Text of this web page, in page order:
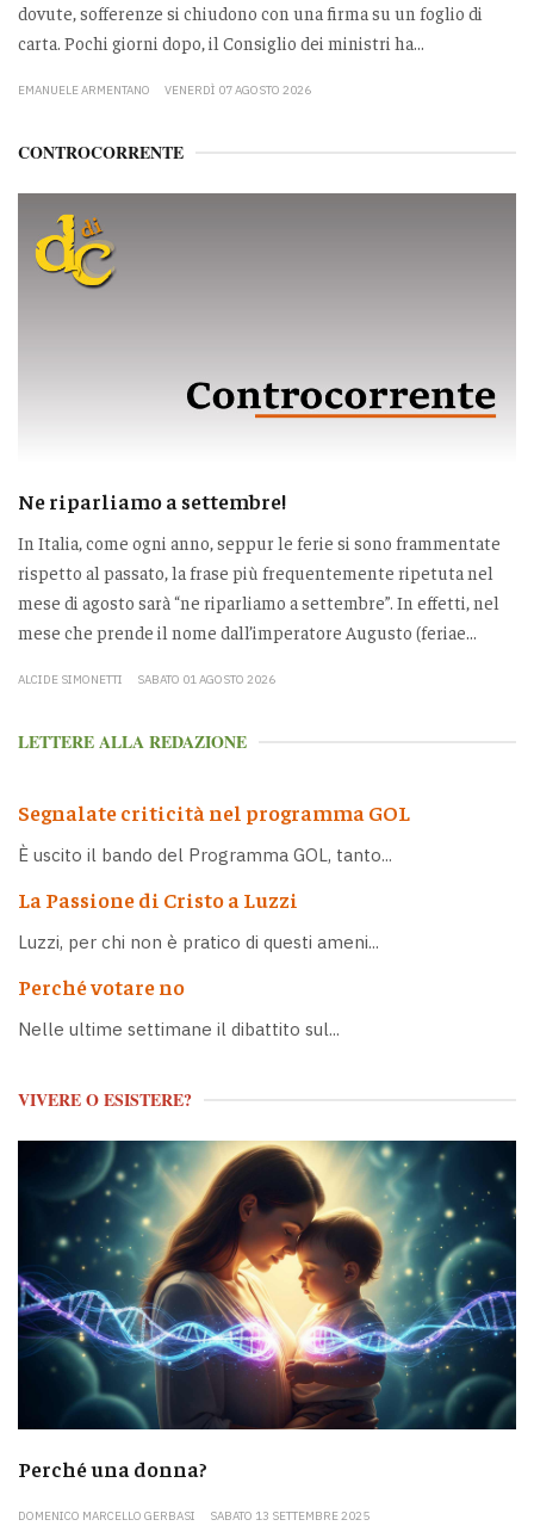
dovute, sofferenze si chiudono con una firma su un foglio di
carta. Pochi giorni dopo, il Consiglio dei ministri ha...
EMANUELE ARMENTANO VENERDÌ 07 AGOSTO 2026
CONTROCORRENTE
Ne riparliamo a settembre!
In Italia, come ogni anno, seppur le ferie si sono frammentate
rispetto al passato, la frase più frequentemente ripetuta nel
mese di agosto sarà “ne riparliamo a settembre”. In effetti, nel
mese che prende il nome dall’imperatore Augusto (feriae...
ALCIDE SIMONETTI SABATO 01 AGOSTO 2026
LETTERE ALLA REDAZIONE
Segnalate criticità nel programma GOL
È uscito il bando del Programma GOL, tanto...
La Passione di Cristo a Luzzi
Luzzi, per chi non è pratico di questi ameni...
Perché votare no
Nelle ultime settimane il dibattito sul...
VIVERE O ESISTERE?
Perché una donna?
DOMENICO MARCELLO GERBASI SABATO 13 SETTEMBRE 2025